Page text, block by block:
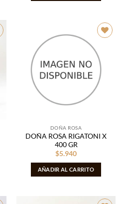
Añadir
a la
lista de
deseos
DOÑA ROSA
DOÑA ROSA RIGATONI X
400 GR
$5.940
AÑADIR AL CARRITO